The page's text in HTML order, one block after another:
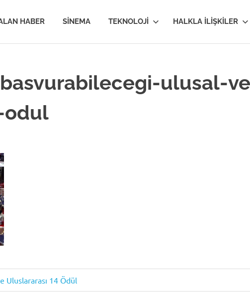
HABER SINEMA TEKNOLOJI HALKLA İLIŞKILER
ulusal-
odul
Uluslararası 14 Ödül